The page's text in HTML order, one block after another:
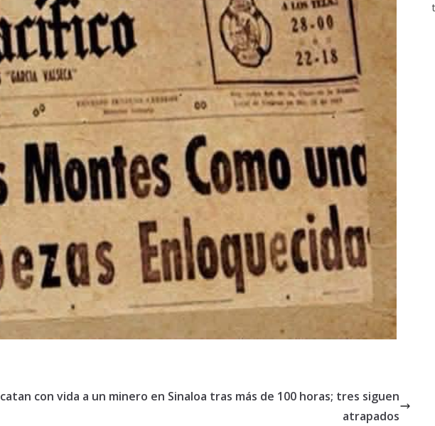
con vida a un minero en Sinaloa tras más de 100 horas; tres siguen
atrapados